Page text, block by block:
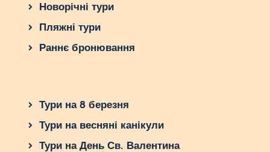
Новорічні тури
Пляжні тури
Раннє бронювання
Тури на 8 березня
Тури на весняні канікули
Тури на День Св. Валентина